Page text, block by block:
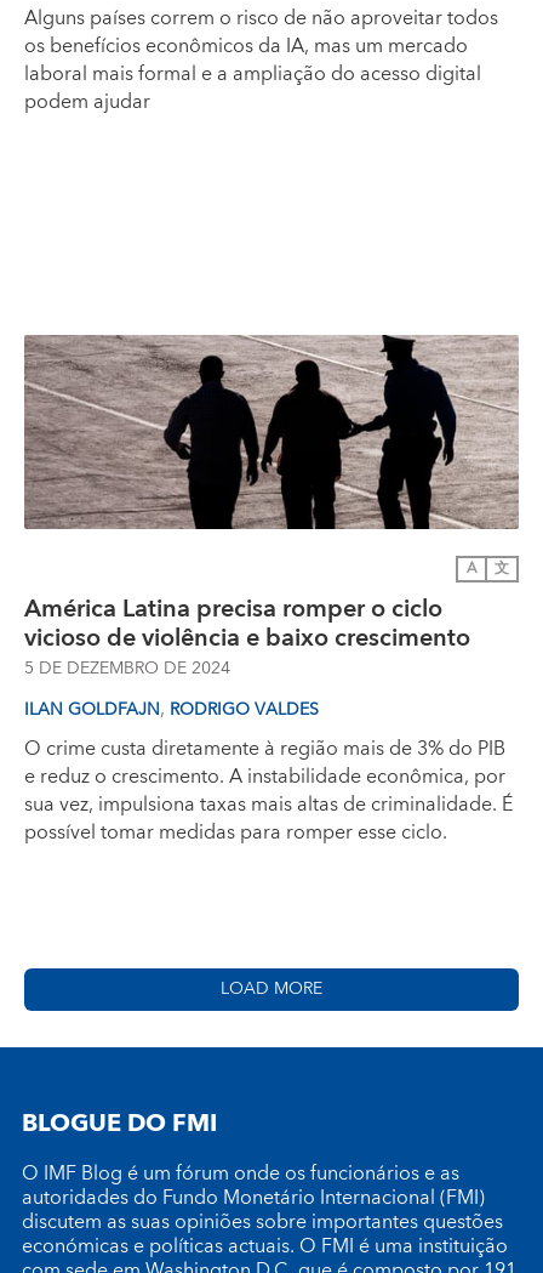
Alguns países correm o risco de não aproveitar todos
os benefícios econômicos da IA, mas um mercado
laboral mais formal e a ampliação do acesso digital
podem ajudar
A 文
América Latina precisa romper o ciclo
vicioso de violência e baixo crescimento
5 DE DEZEMBRO DE 2024
ILAN GOLDFAJN, RODRIGO VALDES
O crime custa diretamente à região mais de 3% do PIB
e reduz o crescimento. A instabilidade econômica, por
sua vez, impulsiona taxas mais altas de criminalidade. É
possível tomar medidas para romper esse ciclo.
LOAD MORE
BLOGUE DO FMI
O IMF Blog é um fórum onde os funcionários e as
autoridades do Fundo Monetário Internacional (FMI)
discutem as suas opiniões sobre importantes questões
económicas e políticas actuais. O FMI é uma instituição